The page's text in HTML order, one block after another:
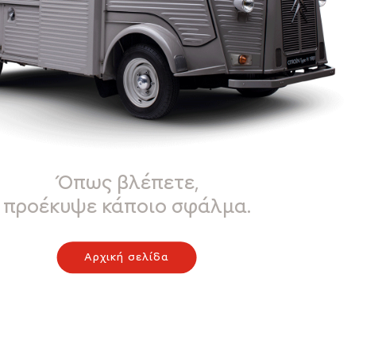
Όπως βλέπετε,
προέκυψε κάποιο σφάλμα.
Αρχική σελίδα